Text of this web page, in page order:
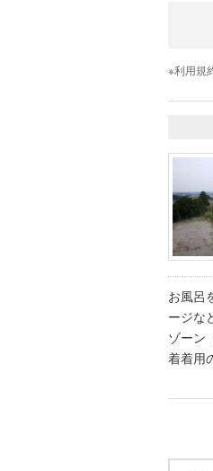
※利用規
お風呂
ージな
ゾーン
着着用